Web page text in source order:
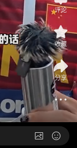
评论
收藏
分享